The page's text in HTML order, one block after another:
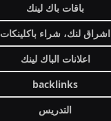
باقات باك لينك
اشراق لنك، شراء باكلينكات
اعلانات الباك لينك
backlinks
التدريس